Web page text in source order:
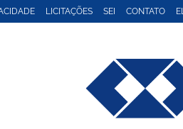
LICITAÇÕES SEI CONTATO